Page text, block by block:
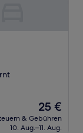
Der
Preis
beträgt
25 €
& Gebühren
10. Aug.–11. Aug.